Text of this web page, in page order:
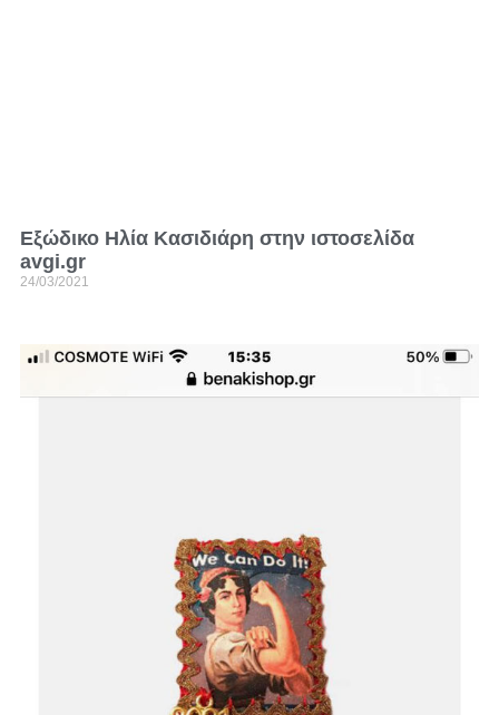
Εξώδικο Ηλία Κασιδιάρη στην ιστοσελίδα
avgi.gr
24/03/2021